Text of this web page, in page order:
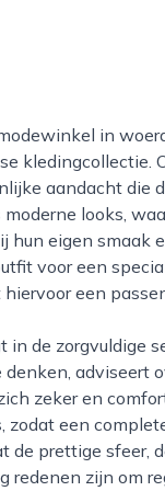
kledingcollectie.
aandacht die
looks,
hun eigen smaak
voor een
een
denken, adviseert
zeker en
zodat een
de prettige sfeer,
redenen zijn om